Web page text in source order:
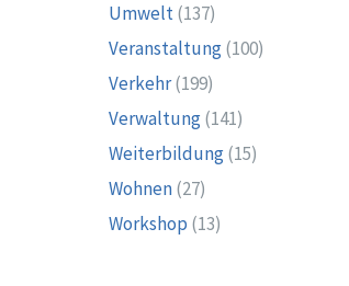
Umwelt(137)
Veranstaltung(100)
Verkehr(199)
Verwaltung(141)
Weiterbildung(15)
Wohnen(27)
Workshop (13)